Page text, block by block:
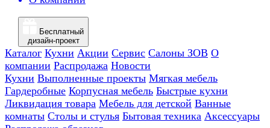
Бесплатный
дизайн-проект
Каталог Кухни Акции Сервис Салоны ЗОВ О
компании Распродажа Новости
Кухни Выполненные проекты Мягкая мебель
Гардеробные Корпусная мебель Быстрые кухни
Ликвидация товара Мебель для детской Ванные
комнаты Столы и стулья Бытовая техника Аксессуары